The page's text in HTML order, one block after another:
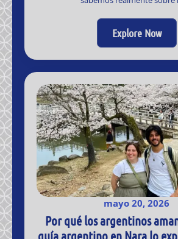
Explore Now
Por qué los argentinos
guía argentino en Nara lo
mayo 20, 2026